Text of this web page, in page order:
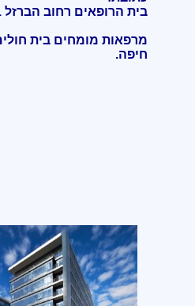
בית הרופאים רחוב הברזל 11 תל אביב.
חיפה.